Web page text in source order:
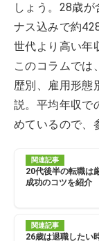
しょう。28歳
ナス込みで約
世代より高い年
このコラムでは
歴別、雇用形態
説。平均年収で
めているので、
関連記事
20代後半の転職は
成功のコツを紹介
関連記事
26歳は退職したい